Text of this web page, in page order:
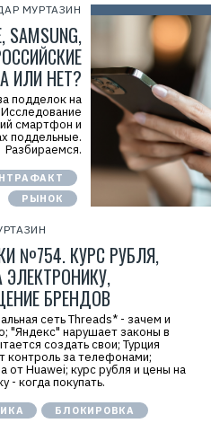
МУРТАЗИН
ИЛИ НЕТ?
подделок на
смартфон и
поддельные.
Разбираемся.
РЫНОК
№754. КУРС РУБЛЯ,
БРЕНДОВ
сеть Threads* - зачем и
"Яндекс" нарушает законы в
создать свои; Турция
контроль за телефонами;
от Huawei; курс рубля и цены на
- когда покупать.
БЛОКИРОВКА